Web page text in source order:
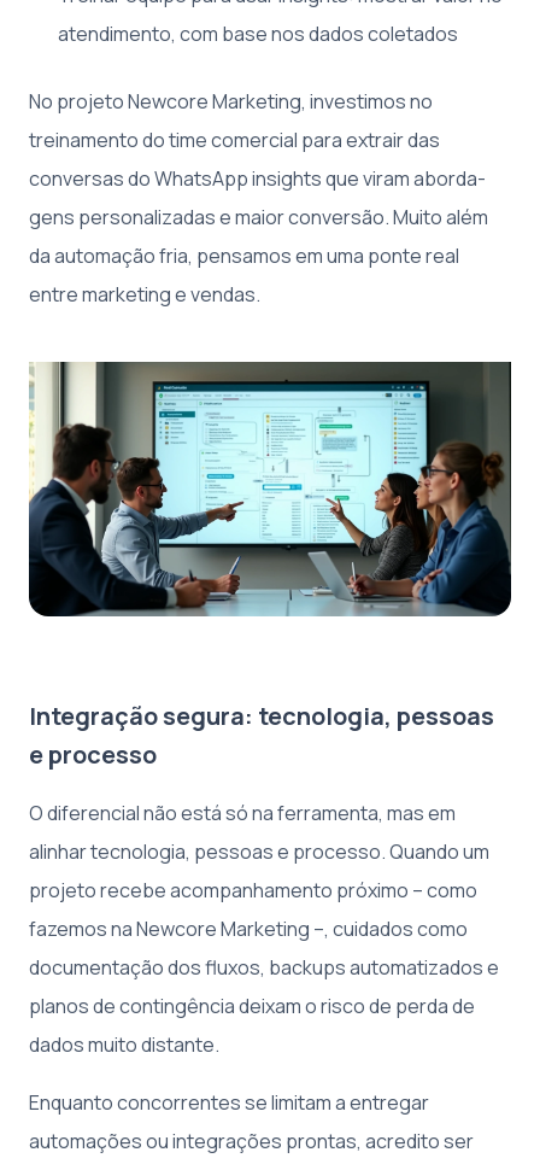
atendimento, com base nos dados coletados
No projeto Newcore Marketing, investimos no
treinamento do time comercial para extrair das
conversas do WhatsApp insights que viram aborda­
gens personalizadas e maior conversão. Muito além
da automação fria, pensamos em uma ponte real
entre marketing e vendas.
Integração segura: tecnologia, pessoas
e processo
O diferencial não está só na ferramenta, mas em
alinhar tecnologia, pessoas e processo. Quando um
projeto recebe acompanhamento próximo – como
fazemos na Newcore Marketing –, cuidados como
documentação dos fluxos, backups automatizados e
planos de contingência deixam o risco de perda de
dados muito distante.
Enquanto concorrentes se limitam a entregar
automações ou integrações prontas, acredito ser